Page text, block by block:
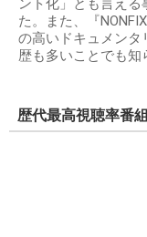
ント化」とも言え
た。また、『
の高いドキュメンタ
歴も多いことでも知
歴代最高視聴率番組